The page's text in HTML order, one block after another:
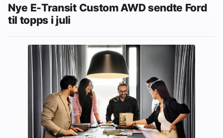
Nye E-Transit Custom AWD sendte Ford
til topps i juli